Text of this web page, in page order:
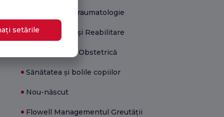
Ortopedie și Traumatologie
Kinetoterapie și Reabilitare
Ginecologie și Obstetrică
Sănătatea și bolile copiilor
Nou-născut
Flowell Managementul Greutății
setările